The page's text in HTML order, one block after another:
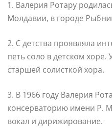
1. Валерия Ротару
Молдавии, в городе
2. С детства проявляла
петь соло в детском хоре.
старшей солисткой хора.
3. В 1966 году Валерия
консерваторию имени Р.
вокал и дирижирование.